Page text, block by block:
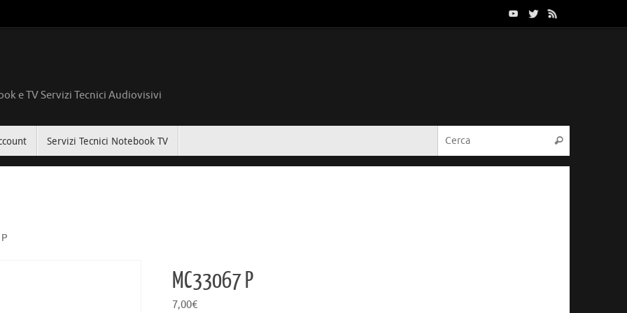
e TV Servizi Tecnici Audiovisivi
Servizi Tecnici Notebook TV Cerca
MC33067 P
7,00€